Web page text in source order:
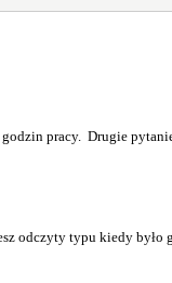
pracy. Drugie
odczyty typu kiedy było